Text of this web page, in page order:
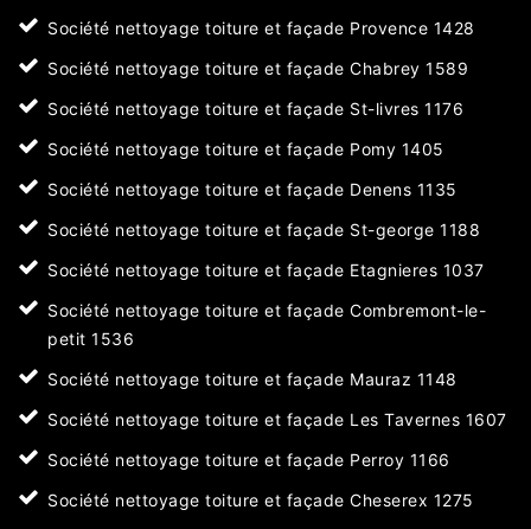
Société nettoyage toiture et façade Provence 1428
Société nettoyage toiture et façade Chabrey 1589
Société nettoyage toiture et façade St-livres 1176
Société nettoyage toiture et façade Pomy 1405
Société nettoyage toiture et façade Denens 1135
Société nettoyage toiture et façade St-george 1188
Société nettoyage toiture et façade Etagnieres 1037
Société nettoyage toiture et façade Combremont-le-
petit 1536
Société nettoyage toiture et façade Mauraz 1148
Société nettoyage toiture et façade Les Tavernes 1607
Société nettoyage toiture et façade Perroy 1166
Société nettoyage toiture et façade Cheserex 1275